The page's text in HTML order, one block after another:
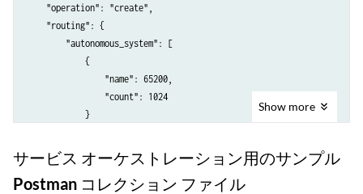
    "operation": "create",
    "routing": {
        "autonomous_system": [
            {
                "name": 65200,
                "count": 1024
            }
        "spring": {
            "sids": {
                "size": 1000
Show more
サービス オーケストレーション用のサンプル
Postman コレクション ファイル